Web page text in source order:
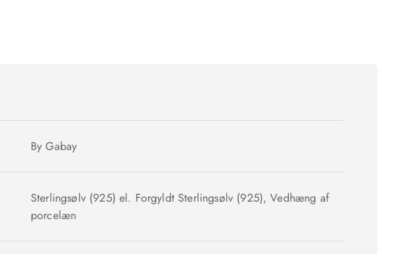
By Gabay
Sterlingsølv (925) el. Forgyldt Sterlingsølv (925), Vedhæng af
porcelæn